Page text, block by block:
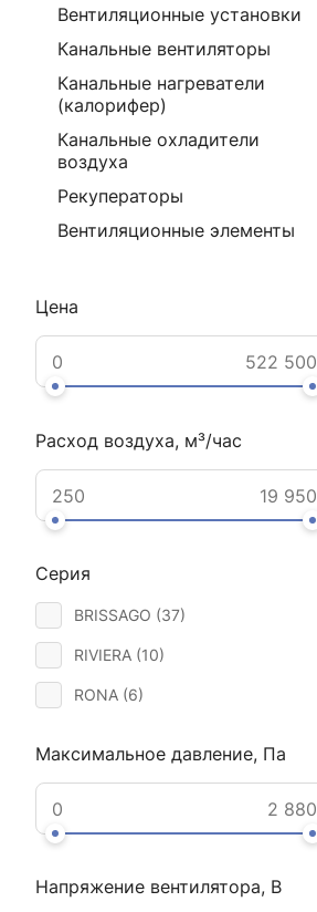
Вентиляционные установки
Канальные вентиляторы
Канальные нагреватели
(калорифер)
Канальные охладители
воздуха
Рекуператоры
Вентиляционные элементы
Цена
Расход воздуха, м³/час
Серия
BRISSAGO (37)
RIVIERA (10)
RONA (6)
Максимальное давление, Па
Напряжение вентилятора, В